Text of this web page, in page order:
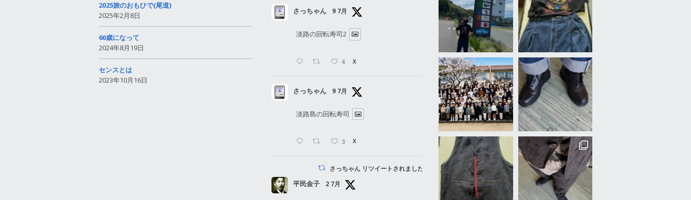
2025旅のおもひで(尾道)
2025年2月8日
60歳になって
2024年8月19日
センスとは
2023年10月16日
さっちゃん 9 7月
淡路の回転寿司2
4 X
さっちゃん 9 7月
淡路島の回転寿司
3 X
さっちゃん リツイートされました
平民金子 2 7月